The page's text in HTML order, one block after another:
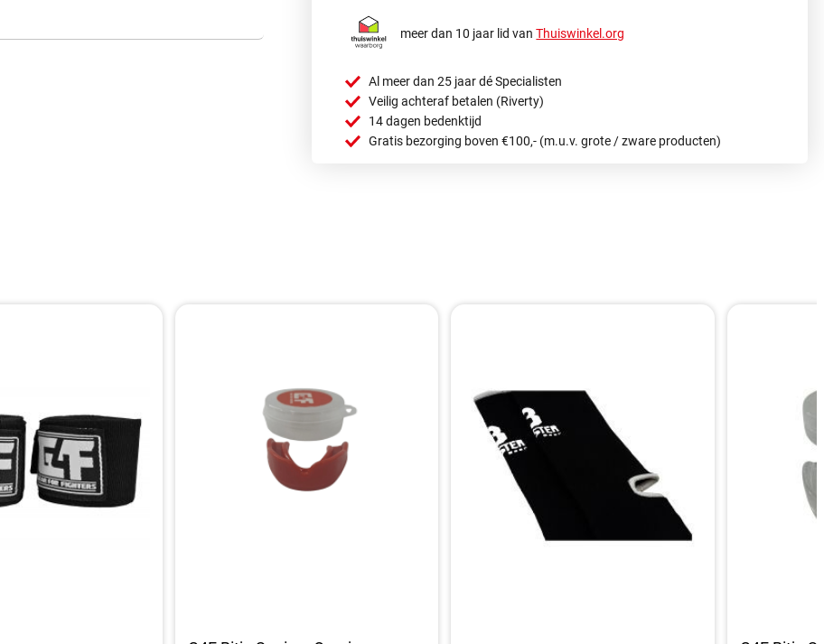
meer dan 10 jaar lid vanThuiswinkel.org
Al meer dan 25 jaar dé Specialisten
Veilig achteraf betalen (Riverty)
14 dagen bedenktijd
Gratis bezorging boven €100,- (m.u.v. grote / zware producten)